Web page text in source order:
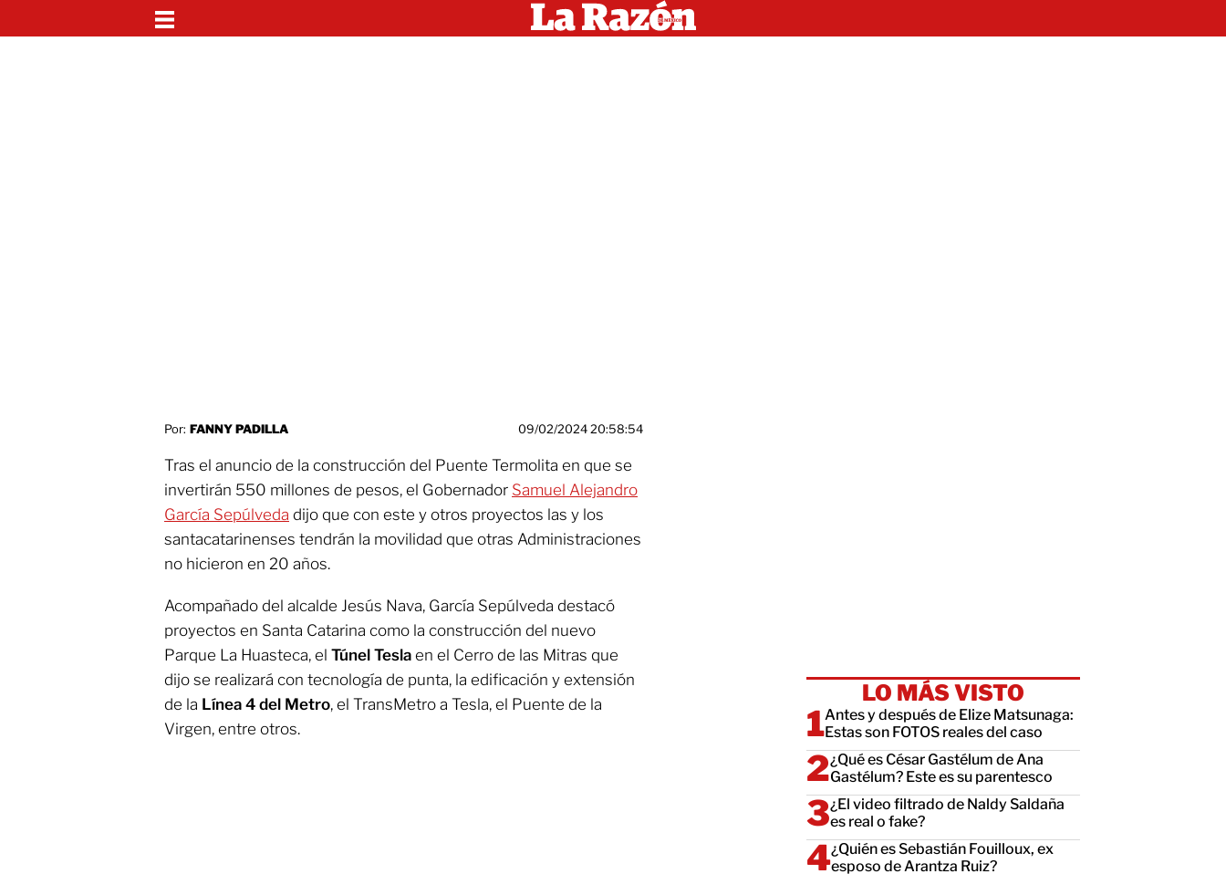
Por: FANNY PADILLA 09/02/2024 20:58:54
Tras el anuncio de la construcción del Puente Termolita en que se
invertirán 550 millones de pesos, el Gobernador Samuel Alejandro
García Sepúlveda dijo que con este y otros proyectos las y los
santacatarinenses tendrán la movilidad que otras Administraciones
no hicieron en 20 años.
Acompañado del alcalde Jesús Nava, García Sepúlveda destacó
proyectos en Santa Catarina como la construcción del nuevo
Parque La Huasteca, el Túnel Tesla en el Cerro de las Mitras que
dijo se realizará con tecnología de punta, la edificación y extensión
de la Línea 4 del Metro, el TransMetro a Tesla, el Puente de la
Virgen, entre otros.
LO MÁS VISTO
Antes y después de Elize Matsunaga:
Estas son FOTOS reales del caso
¿Qué es César Gastélum de Ana
Gastélum? Este es su parentesco
¿El video filtrado de Naldy Saldaña
es real o fake?
¿Quién es Sebastián Fouilloux, ex
esposo de Arantza Ruiz?